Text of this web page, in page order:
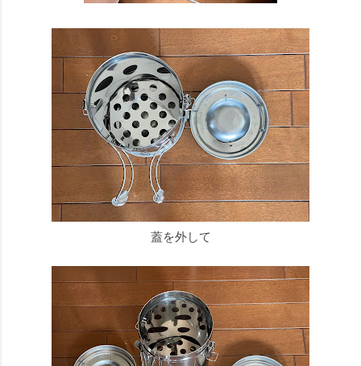
蓋を外して